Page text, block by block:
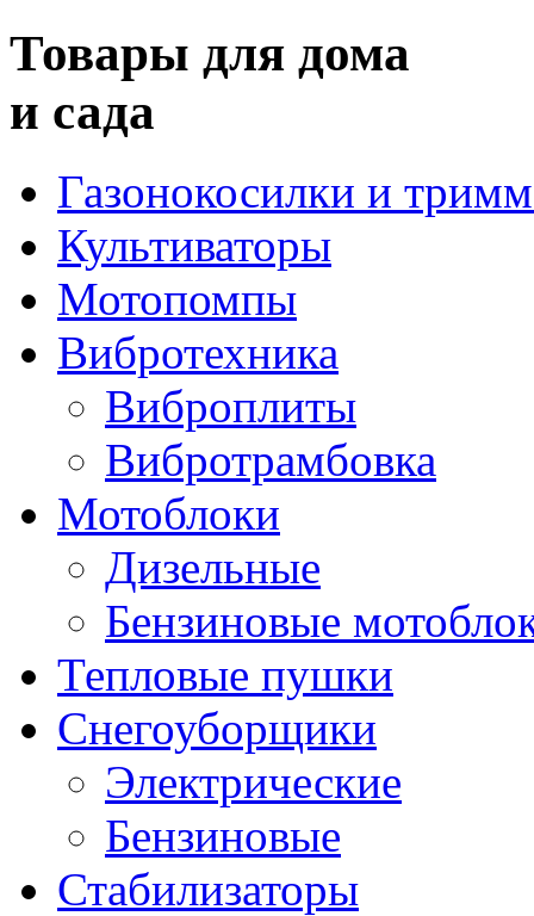
Товары для дома
и сада
Газонокосилки и
Культиваторы
Мотопомпы
Вибротехника
Виброплиты
Вибротрамбовка
Мотоблоки
Дизельные
Бензиновые
Тепловые пушки
Снегоуборщики
Электрические
Бензиновые
Стабилизаторы